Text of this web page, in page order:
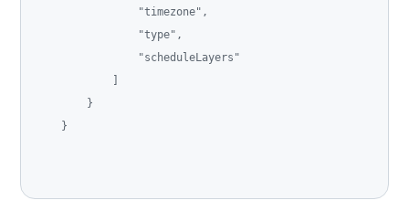
"timezone" ,
"type" ,
"scheduleLayers"
]
}
}